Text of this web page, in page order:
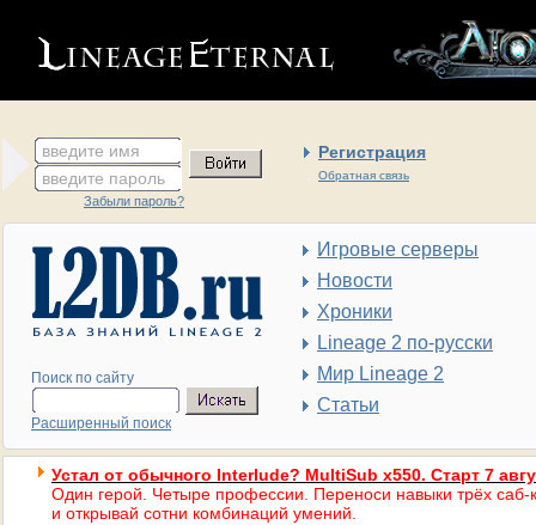
введите имя Регистрация
Обратная связь
введите пароль
Забыли пароль?
Поиск по сайту
Расширенный поиск
Игровые серверы
Новости
Хроники
Lineage 2 по-русски
Мир Lineage 2
Статьи
Устал от обычного Interlude? MultiSub x550. Старт 7
Один герой. Четыре профессии. Переноси навыки трёх саб-
и открывай сотни комбинаций умений.